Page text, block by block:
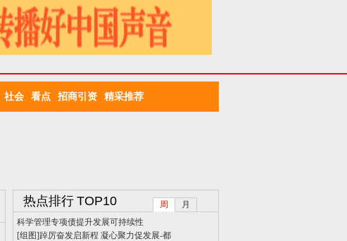
社会 看点 招商引资 精采推荐
热点排行 TOP10 周
月
科学管理专项债提升发展可持续性
[组图]踔厉奋发启新程 凝心聚力促发展-都